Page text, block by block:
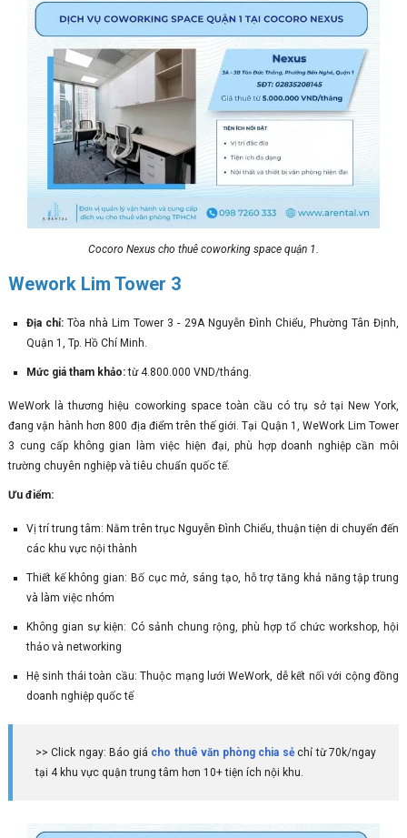
Cocoro Nexus cho thuê coworking space quận 1.
Wework Lim Tower 3
Địa chỉ: Tòa nhà Lim Tower 3 - 29A Nguyễn Đình Chiểu, Phường Tân Định,
Quận 1, Tp. Hồ Chí Minh.
Mức giá tham khảo:từ 4.800.000 VND/tháng.
WeWork là thương hiệu coworking space toàn cầu có trụ sở tại New York,
đang vận hành hơn 800 địa điểm trên thế giới. Tại Quận 1, WeWork Lim Tower
3 cung cấp không gian làm việc hiện đại, phù hợp doanh nghiệp cần môi
trường chuyên nghiệp và tiêu chuẩn quốc tế.
Ưu điểm:
Vị trí trung tâm: Nằm trên trục Nguyễn Đình Chiểu, thuận tiện di chuyển đến
các khu vực nội thành
Thiết kế không gian: Bố cục mở, sáng tạo, hỗ trợ tăng khả năng tập trung
và làm việc nhóm
Không gian sự kiện: Có sảnh chung rộng, phù hợp tổ chức workshop, hội
thảo và networking
Hệ sinh thái toàn cầu: Thuộc mạng lưới WeWork, dễ kết nối với cộng đồng
doanh nghiệp quốc tế
>> Click ngay: Báo giá cho thuê văn phòng chia sẻchỉ từ 70k/ngay
tại 4 khu vực quận trung tâm hơn 10+ tiện ích nội khu.